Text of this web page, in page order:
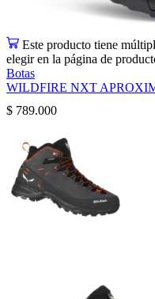
Este producto tiene
elegir en la página de
Botas
WILDFIRE NXT
$ 789.000